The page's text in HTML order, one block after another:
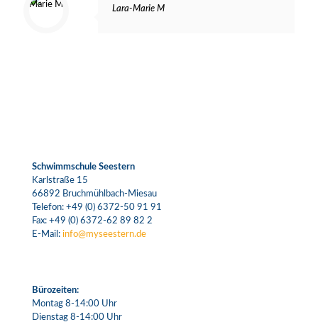
Lara-Marie M
Schwimmschule Seestern
Karlstraße 15
66892 Bruchmühlbach-Miesau
Telefon: +49 (0) 6372-50 91 91
Fax: +49 (0) 6372-62 89 82 2
E-Mail: info@myseestern.de
Bürozeiten:
Montag 8-14:00 Uhr
Dienstag 8-14:00 Uhr